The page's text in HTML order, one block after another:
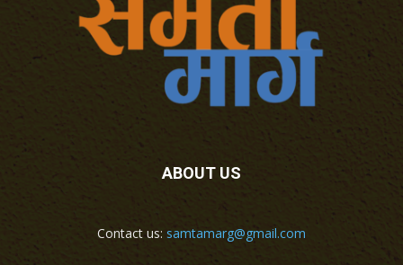
ABOUT US
Contact us: samtamarg@gmail.com